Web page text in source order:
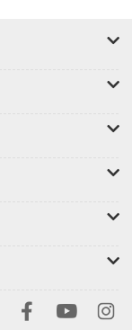
Done｣混
專屬密碼，